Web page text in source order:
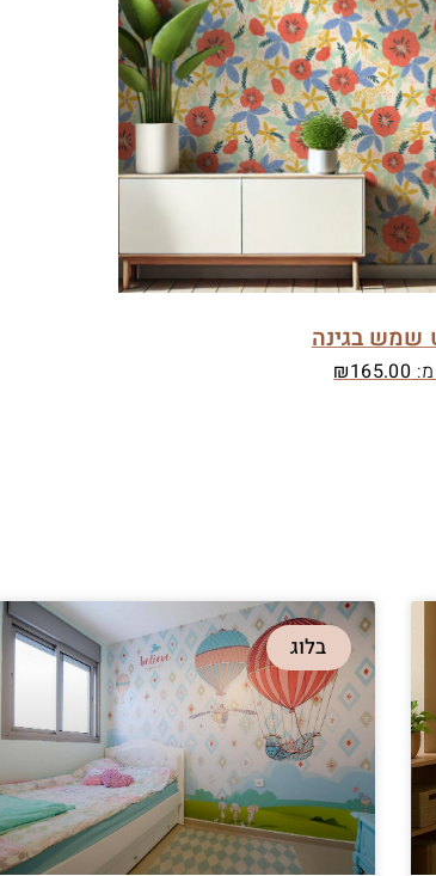
שמש בגינה
מ: ₪165.00
בלוג